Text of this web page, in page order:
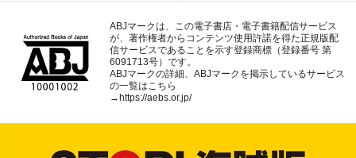
ABJマークは、この電子書店・電子書籍配信サービス
が、著作権者からコンテンツ使用許諾を得た正規版配
信サービスであることを示す登録商標（登録番号 第
6091713号）です。
ABJマークの詳細、ABJマークを掲示しているサービス
の一覧はこちら
→ https://aebs.or.jp/